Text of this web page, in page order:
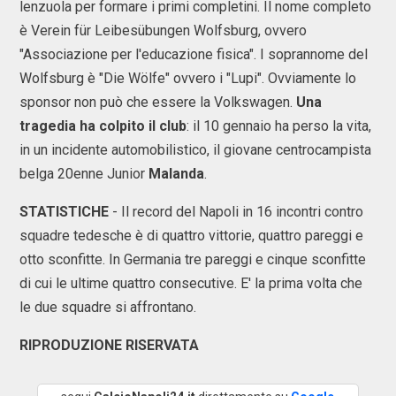
lenzuola per formare i primi completini. Il nome completo
è Verein für Leibesübungen Wolfsburg, ovvero
"Associazione per l'educazione fisica". I soprannome del
Wolfsburg è "Die Wölfe" ovvero i "Lupi". Ovviamente lo
sponsor non può che essere la Volkswagen. Una
tragedia ha colpito il club: il 10 gennaio ha perso la vita,
in un incidente automobilistico, il giovane centrocampista
belga 20enne Junior Malanda.
STATISTICHE - Il record del Napoli in 16 incontri contro
squadre tedesche è di quattro vittorie, quattro pareggi e
otto sconfitte. In Germania tre pareggi e cinque sconfitte
di cui le ultime quattro consecutive. E' la prima volta che
le due squadre si affrontano.
RIPRODUZIONE RISERVATA